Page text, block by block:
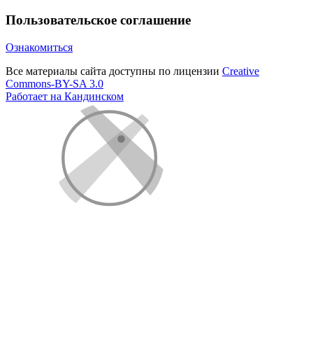
Пользовательское соглашение
Ознакомиться
Все материалы сайта доступны по лицензии Creative
Commons-BY-SA 3.0
Работает на Кандинском